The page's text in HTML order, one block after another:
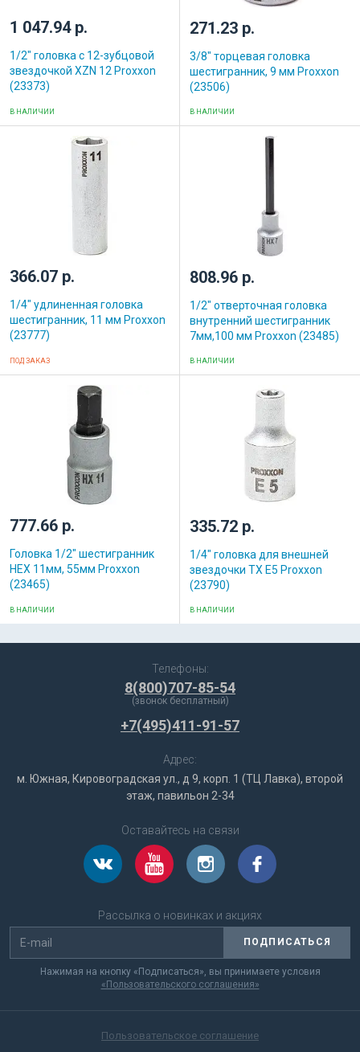
1 047.94 р.
1/2" головка с 12-зубцовой
звездочкой XZN 12 Proxxon
(23373)
В НАЛИЧИИ
271.23 р.
3/8" торцевая головка
шестигранник, 9 мм Proxxon
(23506)
В НАЛИЧИИ
366.07 р.
1/4" удлиненная головка
шестигранник, 11 мм Proxxon
(23777)
ПОД ЗАКАЗ
808.96 р.
1/2" отверточная головка
внутренний шестигранник
7мм,100 мм Proxxon (23485)
В НАЛИЧИИ
777.66 р.
Головка 1/2" шестигранник
HEX 11мм, 55мм Proxxon
(23465)
В НАЛИЧИИ
335.72 р.
1/4" головка для внешней
звездочки ТХ Е5 Proxxon
(23790)
В НАЛИЧИИ
Телефоны:
8(800)707-85-54
(звонок бесплатный)
+7(495)411-91-57
Адрес:
м. Южная, Кировоградская ул., д 9, корп. 1 (ТЦ Лавка), второй
этаж, павильон 2-34
Оставайтесь на связи
Рассылка о новинках и акциях
ПОДПИСАТЬСЯ
Нажимая на кнопку «Подписаться», вы принимаете условия
«Пользовательского соглашения»
Пользовательское соглашение